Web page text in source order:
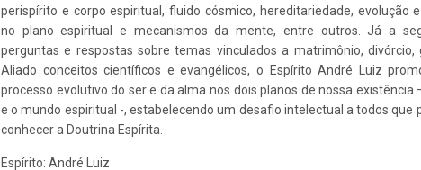
perispírito e corpo espiritual, fluido cósmico, hereditariedade, evolução
no plano espiritual e mecanismos da mente, entre outros. Já a
perguntas e respostas sobre temas vinculados a matrimônio, divórcio,
Aliado conceitos científicos e evangélicos, o Espírito André Luiz
processo evolutivo do ser e da alma nos dois planos de nossa existência
e o mundo espiritual -, estabelecendo um desafio intelectual a todos que
conhecer a Doutrina Espírita.
Espírito: André Luiz